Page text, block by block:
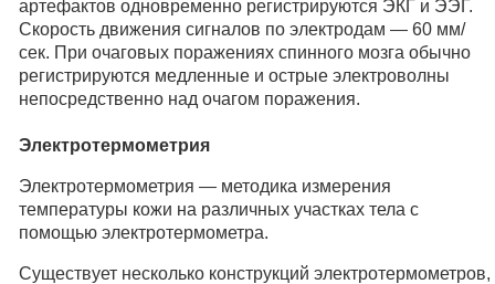
артефактов одновременно регистрируются ЭКГ и ЭЭГ.
Скорость движения сигналов по электродам — 60 мм/
сек. При очаговых поражениях спинного мозга обычно
регистрируются медленные и острые электроволны
непосредственно над очагом поражения.
Электротермометрия
Электротермометрия — методика измерения
температуры кожи на различных участках тела с
помощью электротермометра.
Существует несколько конструкций электротермометров,